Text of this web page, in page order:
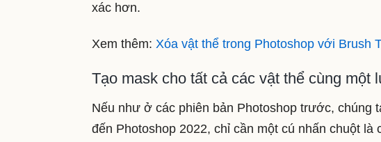
xác hơn.
Xem thêm: Xóa vật thể trong Photoshop với Brush
Tạo mask cho tất cả các vật thể cùng một
Nếu như ở các phiên bản Photoshop trước, chúng
đến Photoshop 2022, chỉ cần một cú nhấn chuột